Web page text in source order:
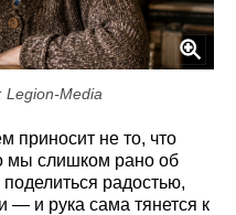
Media
приносит не то, что
мы слишком рано об
радостью,
и рука сама тянется к